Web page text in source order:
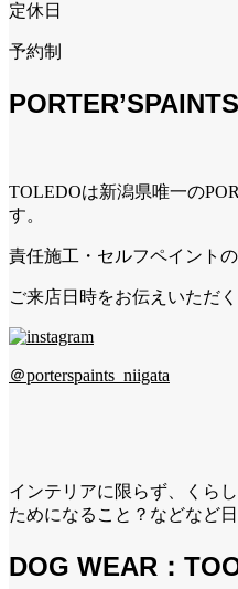
定休日
予約制
TOLEDOは新潟県唯一の
す。
責任施工・セルフペイント
ご来店日時をお伝えいただ
＠porterspaints_niigata
インテリアに限らず、くら
ためになること？などなど
DOG WEAR：